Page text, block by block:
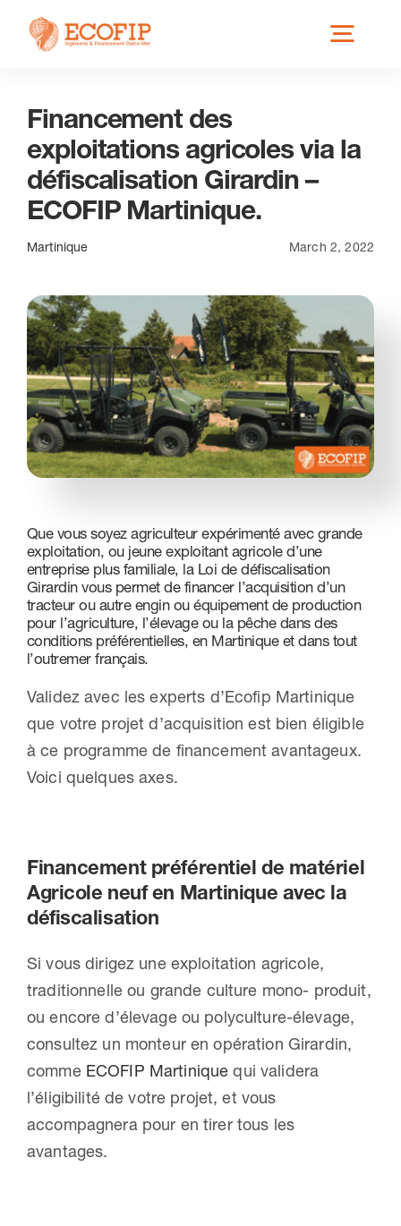
Skip
Qui est ECOFIP ?
Nos Services
Secteurs éligibles
Actus
Nous contacter
Financement des
exploitations agricoles via la
défiscalisation Girardin –
ECOFIP Martinique.
Martinique March 2, 2022
Que vous soyez agriculteur expérimenté avec grande
exploitation, ou jeune exploitant agricole d’une
entreprise plus familiale, la Loi de défiscalisation
Girardinvous permet de financer l’acquisition d’un
tracteur ou autre engin ou équipement de production
pour l’agriculture, l’élevage ou la pêche dans des
conditions préférentielles, en Martinique et dans tout
l’outremer français.
Validez avec les experts d’Ecofip Martinique
que votre projet d’acquisition est bien éligible
à ce programme de financement avantageux.
Voici quelques axes.
Financement préférentiel de matériel
Agricole neuf en Martinique avec la
défiscalisation
Si vous dirigez une exploitation agricole,
traditionnelle ou grande culture mono- produit,
ou encore d’élevage ou polyculture-élevage,
consultez un monteur en opération Girardin,
comme ECOFIP Martinique qui validera
l’éligibilité de votre projet, et vous
accompagnera pour en tirer tous les
avantages.